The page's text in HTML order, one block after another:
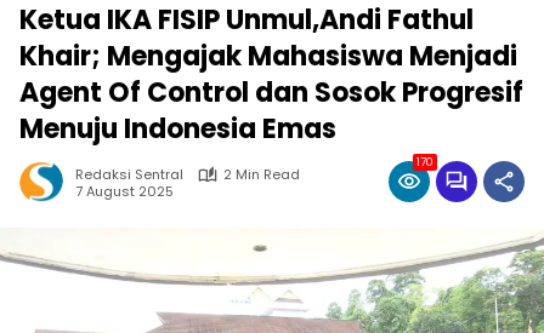
Ketua IKA FISIP Unmul,Andi Fathul
Khair; Mengajak Mahasiswa Menjadi
Agent Of Control dan Sosok Progresif
Menuju Indonesia Emas
Redaksi Sentral
2 Min Read
7 August 2025
170